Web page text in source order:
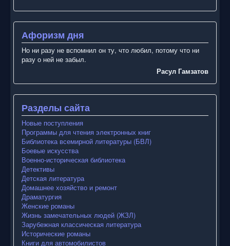
Афоризм дня
Но ни разу не вспомнил он ту, что любил, потому что ни
разу о ней не забыл.
Расул Гамзатов
Разделы сайта
Новые поступления
Программы для чтения электронных книг
Библиотека всемирной литературы (БВЛ)
Боевые искусства
Военно-историческая библиотека
Детективы
Детская литература
Домашнее хозяйство и ремонт
Драматургия
Женские романы
Жизнь замечательных людей (ЖЗЛ)
Зарубежная классическая литература
Исторические романы
Книги для автомобилистов